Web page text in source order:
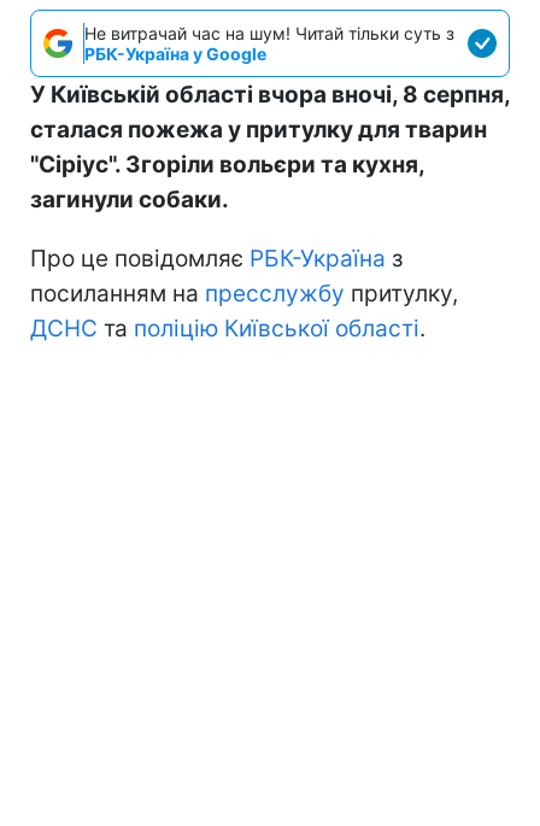
Не витрачай час на шум! Читай тільки суть з
РБК-Україна у Google
У Київській області вчора вночі, 8 серпня,
сталася пожежа у притулку для тварин
"Сіріус". Згоріли вольєри та кухня,
загинули собаки.
Про це повідомляє РБК-Україна з
посиланням на пресслужбу притулку,
ДСНС та поліцію Київської області.